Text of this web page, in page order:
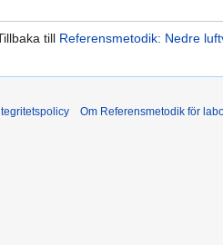
till Referensmetodik: Nedre
Om Referensmetodik för